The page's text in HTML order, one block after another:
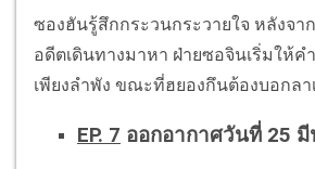
ซองฮันรู้สึกกระวนกระวายใจ หลังจา
อดีตเดินทางมาหา ฝ่ายซอจินเริ่มให้ค
เพียงลำพัง ขณะที่ฮยองกึนต้องบอกลา
EP. 7 ออกอากาศวันที่ 25